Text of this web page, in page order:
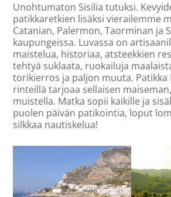
Unohtumaton Sisilia tutuksi.
patikkaretkien lisäksi vierailemme
Catanian, Palermon, Taorminan ja
kaupungeissa. Luvassa on
maistelua, historiaa, atsteekkien
tehtyä suklaata, ruokailuja
torikierros ja paljon muuta. Patikka
rinteillä tarjoaa sellaisen
muistella. Matka sopii kaikille ja
puolen päivän patikointia, loput
silkkaa nautiskelua!